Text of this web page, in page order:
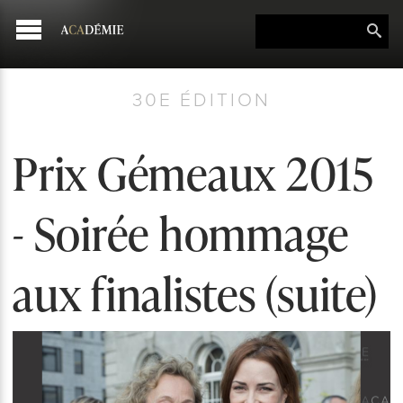
30E ÉDITION
Prix Gémeaux 2015
- Soirée hommage
aux finalistes (suite)